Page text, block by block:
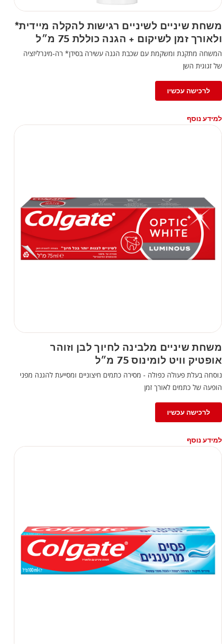
משחת שיניים לשיניים רגישות להקלה מיידית*
ולאורך זמן לשיקום + הגנה כוללת 75 מ״ל
המשחה מתקנת ומשקמת עם שכבת הגנה עשירה בסידן* רה-מינרליזציה
של זגוגית השן
לרכישה עכשיו
למידע נוסף
משחת שיניים מלבינה לחיוך לבן וזוהר
אופטיק וויט לומינוס 75 מ״ל
נוסחה בעלת פעולה כפולה - מסירה כתמים חיצוניים ומסייעת להגנה מפני
הופעה של כתמים לאורך זמן
לרכישה עכשיו
למידע נוסף